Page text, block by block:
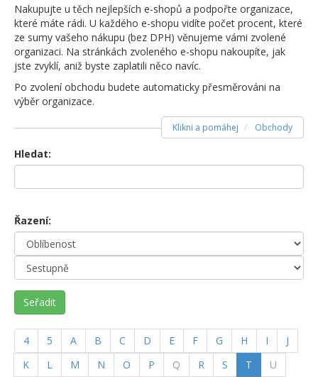
Nakupujte u těch nejlepších e-shopů a podpořte organizace,
které máte rádi. U každého e-shopu vidíte počet procent, které
ze sumy vašeho nákupu (bez DPH) věnujeme vámi zvolené
organizaci. Na stránkách zvoleného e-shopu nakoupíte, jak
jste zvyklí, aniž byste zaplatili něco navíc.
Po zvolení obchodu budete automaticky přesměrováni na
výběr organizace.
Klikni a pomáhej Obchody
Hledat:
Řazení:
Seřadit
4 5 A B C D E F G H I
J
K
L M N O P Q R S T (current)
U